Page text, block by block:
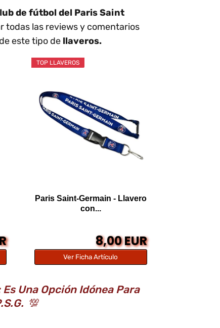
de fútbol del Paris Saint
todas las reviews y comentarios
de este tipo de llaveros.
TOP LLAVEROS
Paris Saint-Germain - Llavero
con...
8,00 EUR
Ver Ficha Artículo
Una Opción Idónea Para
💯